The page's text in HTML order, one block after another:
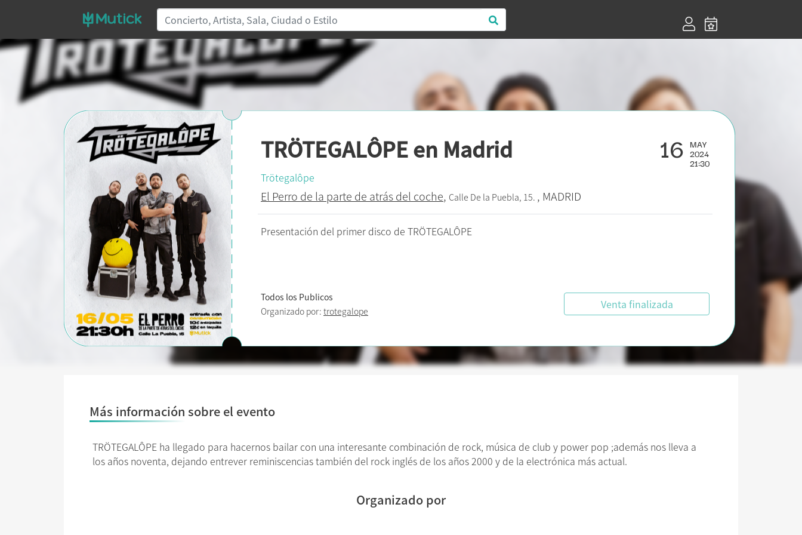
TRÖTEGALÔPE en Madrid 16 MAY
2024
21:30
Trötegalôpe
El Perro de la parte de atrás del coche, Calle De la Puebla, 15. , MADRID
Presentación del primer disco de TRÖTEGALÔPE
Todos los Publicos
Organizado por: trotegalope Venta finalizada
Más información sobre el evento
TRÖTEGALÔPE ha llegado para hacernos bailar con una interesante combinación de rock, música de club y power pop ;además nos lleva a
los años noventa, dejando entrever reminiscencias también del rock inglés de los años 2000 y de la electrónica más actual.
Organizado por